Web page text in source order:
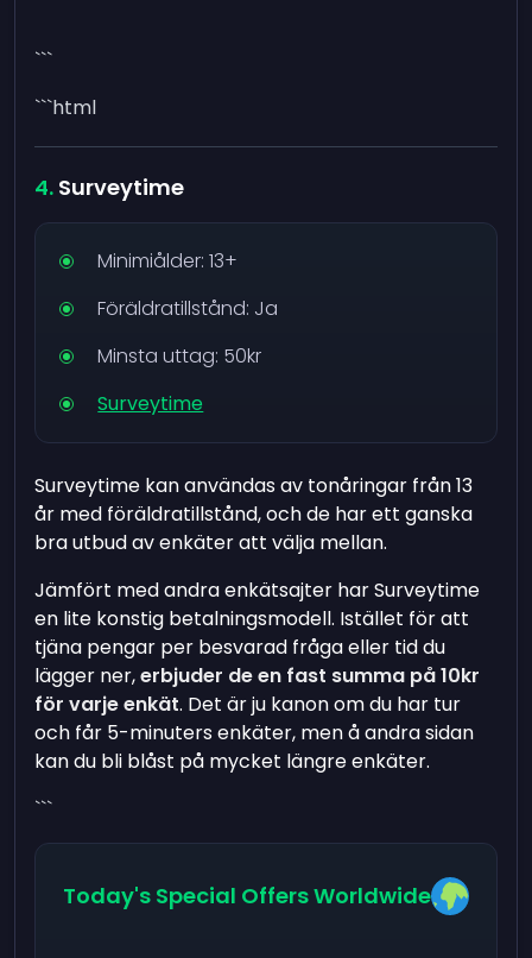
```
```html
Surveytime
Minimiålder: 13+
Föräldratillstånd: Ja
Minsta uttag: 50kr
Surveytime
Surveytime kan användas av tonåringar från 13
år med föräldratillstånd, och de har ett ganska
bra utbud av enkäter att välja mellan.
Jämfört med andra enkätsajter har Surveytime
en lite konstig betalningsmodell. Istället för att
tjäna pengar per besvarad fråga eller tid du
lägger ner,erbjuder de en fast summa på 10kr
för varje enkät. Det är ju kanon om du har tur
och får 5-minuters enkäter, men å andra sidan
kan du bli blåst på mycket längre enkäter.
```
Today's Special Offers Worldwide